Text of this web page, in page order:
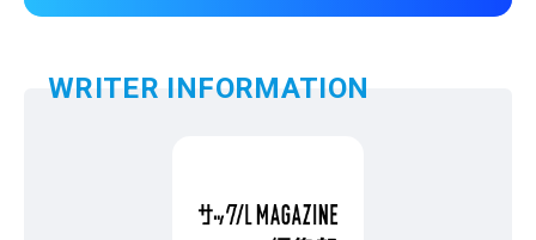
WRITER INFORMATION